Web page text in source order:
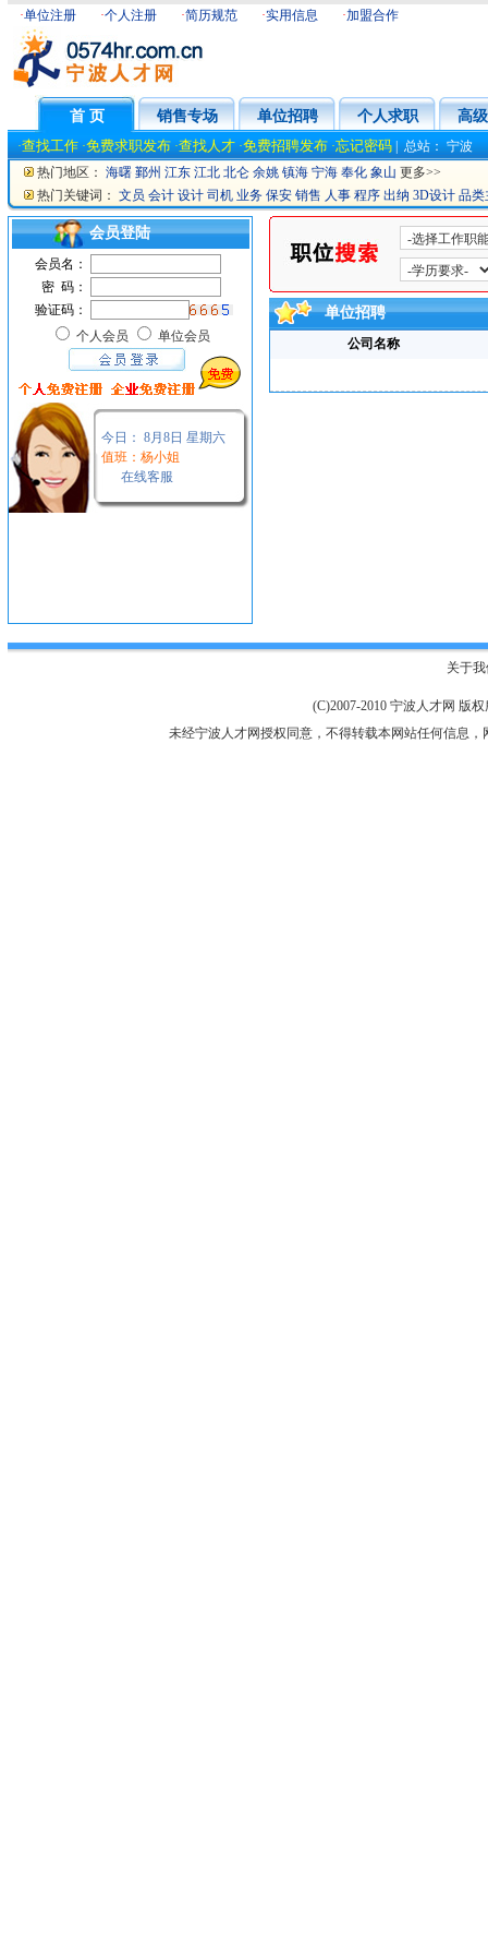
·单位注册 ·个人注册 ·简历规范 ·实用信息 ·加盟合作
首 页 销售专场 单位招聘 个人求职 高
·查找工作 ·免费求职发布 ·查找人才 ·免费招聘发布 ·忘记密码 | 总站： 宁波
热门地区： 海曙 鄞州 江东 江北 北仑 余姚 镇海 宁海 奉化 象山 更多>>
热门关键词： 文员 会计 设计 司机 业务 保安 销售 人事 程序 出纳 3D设计 品类
会员登陆
会员名：
密 码：
验证码：
个人会员
单位会员
今日： 8月8日 星期六
值班：杨小姐
在线客服
单位招聘
公司名称
关于
(C)2007-2010 宁波人才网 版
未经宁波人才网授权同意，不得转载本网站任何信息，